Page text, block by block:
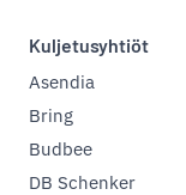
Kuljetusyhtiöt
Asendia
Bring
Budbee
DB Schenker